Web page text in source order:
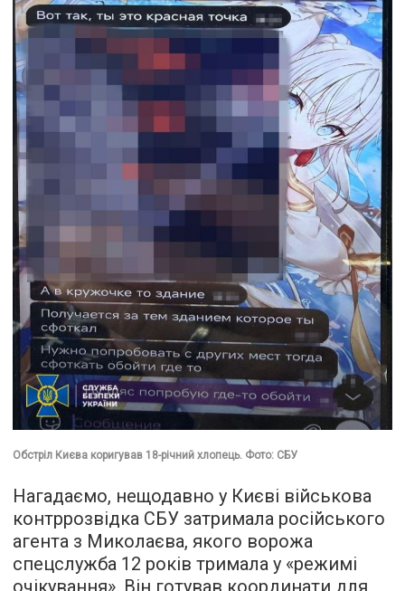
Обстріл Києва коригував 18-річний хлопець. Фото: СБУ
Нагадаємо, нещодавно у Києві військова
контррозвідка СБУ затримала російського
агента з Миколаєва, якого ворожа
спецслужба 12 років тримала у «режимі
очікування». Він готував координати для